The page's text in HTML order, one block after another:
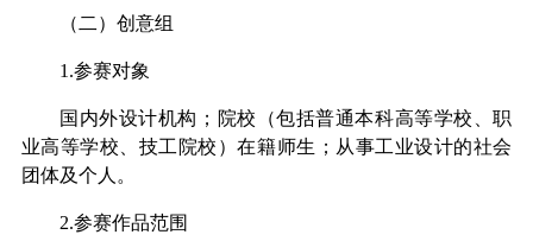
（二） 创意组
1.参赛对象
国内外设计机构；院校（包括普通本科高等学校、职
业高等学校、技工院校）在籍师生；从事工业设计的社会
团体及个人。
2.参赛作品范围